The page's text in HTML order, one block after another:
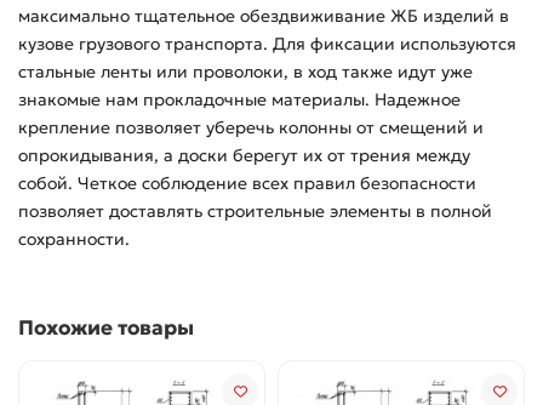
максимально тщательное обездвиживание ЖБ изделий в
кузове грузового транспорта. Для фиксации используются
стальные ленты или проволоки, в ход также идут уже
знакомые нам прокладочные материалы. Надежное
крепление позволяет уберечь колонны от смещений и
опрокидывания, а доски берегут их от трения между
собой. Четкое соблюдение всех правил безопасности
позволяет доставлять строительные элементы в полной
сохранности.
Похожие товары